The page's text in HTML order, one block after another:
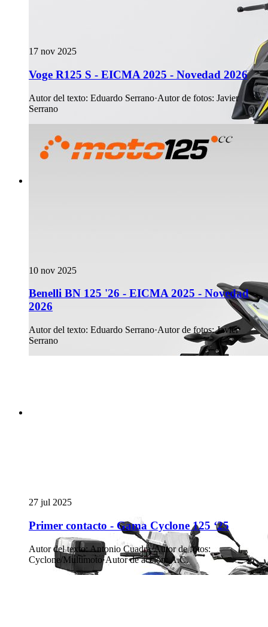
17 nov 2025
Voge R125 S - EICMA 2025 - Novedad 2026
Autor del texto: Eduardo Serrano·Autor de fotos: Javier
Serrano
10 nov 2025
Benelli BN 125 '26 - EICMA 2025 - Novedad
2026
Autor del texto: Eduardo Serrano·Autor de fotos: Javier
Serrano
27 jul 2025
Primer contacto - Gama Cyclone 125 ‘25
Autor del texto:Antonio Cuadra·Autor de fotos:
Cyclone/Multimoto·Autor de acción:A.C.